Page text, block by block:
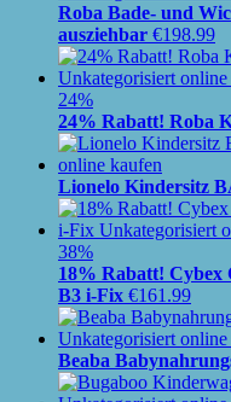
Roba Bade- und
ausziehbar €198.99
24%
24% Rabatt! Roba
Lionelo Kindersitz
38%
18% Rabatt! Cybex
B3 i-Fix €161.99
Beaba